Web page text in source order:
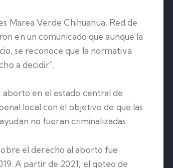
Marea Verde Chihuahua, Red de
en un comunicado que aunque la
se reconoce que la normativa
a decidir”.
aborto en el estado central de
local con el objetivo de que las
no fueran criminalizadas.
el derecho al aborto fue
A partir de 2021, el goteo de